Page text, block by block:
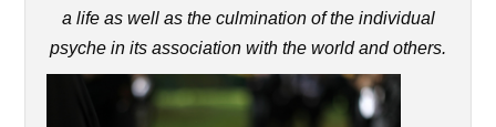
a life as well as the culmination of the individual
psyche in its association with the world and others.